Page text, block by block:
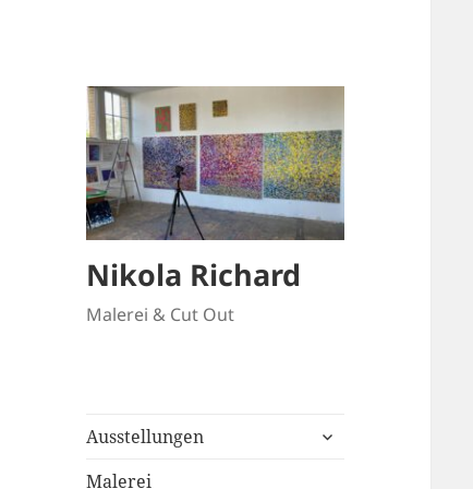
Nikola Richard
Malerei & Cut Out
Ausstellungen
untermenü
Malerei